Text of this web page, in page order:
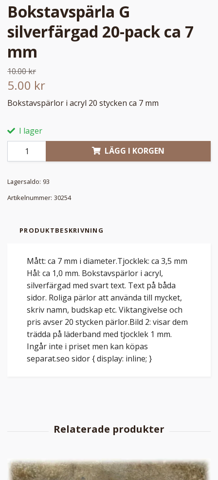
Bokstavspärla G
silverfärgad 20-pack ca 7
mm
10.00 kr
5.00 kr
Bokstavspärlor i acryl 20 stycken ca 7 mm
I lager
LÄGG I KORGEN
Lagersaldo: 93
Artikelnummer: 30254
PRODUKTBESKRIVNING
Mått: ca 7 mm i diameter.Tjocklek: ca 3,5 mm
Hål: ca 1,0 mm. Bokstavspärlor i acryl,
silverfärgad med svart text. Text på båda
sidor. Roliga pärlor att använda till mycket,
skriv namn, budskap etc. Viktangivelse och
pris avser 20 stycken pärlor.Bild 2: visar dem
trädda på läderband med tjocklek 1 mm.
Ingår inte i priset men kan köpas
separat.seo sidor { display: inline; }